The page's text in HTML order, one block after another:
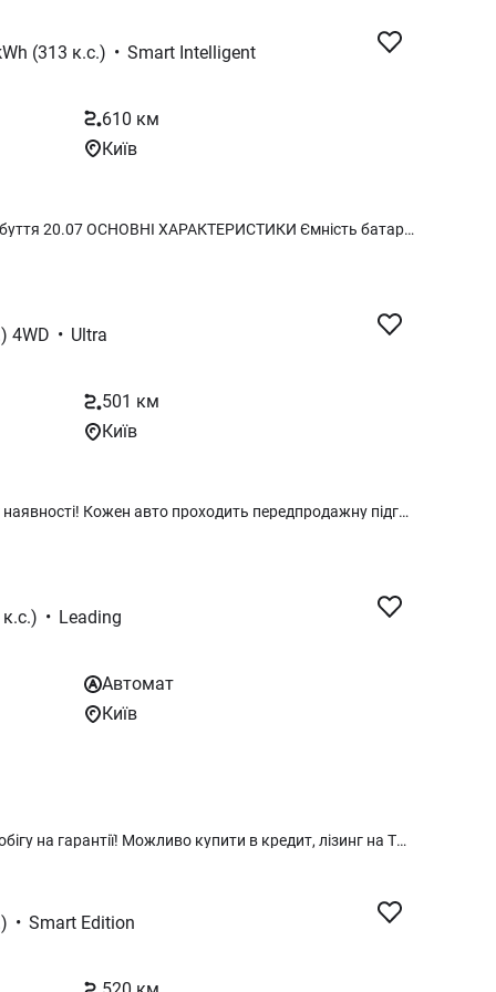
(313 к.с.) • Smart Intelligent
610 км
Київ
Авто в дорозі. Орієнтовна дата прибуття 20.07 ОСНОВНІ ХАРАКТЕРИСТИКИ Ємність батареї, кВт 80,64 Потужність, кВт/к.с 230/313 Запас ходу (CLTC), км 610 Розгін 0-100 км, сек 6,7 Кількість місць 5 Максимальна швидкість, км/год 225 Привід Задній ГАБАРИТИ Об’єм багажника (л) 558 Тип кузова Кросовер Довжина (мм) 4830 Ширина (мм) 1925 Висота (мм) 1620 Споряджена маса (кг) 2210 ДВИГУН Максимальна потужність електродвигуна 313 Потужність переднього електродвигуна – Загальна максимальна потужність (кВт) 230 Максимальна швидкість (км/год) 225 Крутний момент (Нм) 380 Кількість електромоторів 1 Потужність заднього електродвигуна (кВт) 230 Тип електродвигуна Синхронний на постійних магнітах БАТАРЕЯ Ємність батареї (кВт/год) 80,6 Швидка зарядка (годин) 0,42 Повільна зарядка (годин) Ні Охолодження батареї Рідинне Тип батареї Літій-залізо-фосфатна Переднагрівання батареї Так
4WD • Ultra
501 км
Київ
Новий електромобіль з гарантією у наявності! Кожен авто проходить передпродажну підготовку на професійному обладнанні (більш 15 робіт), розконсервацію після транспортування, зняття наліпок та зайвих символів з кузова, мийку, заряджання до 80-100% на момент видачі клієнту, офіційну сертифікацію та розмитнення! Придбати можливо під 100% оплати, у кредит, лізинг.
• Leading
Автомат
Київ
Авто в наявності! Авто нове, без пробігу на гарантії! Можливо купити в кредит, лізинг на ТОВ з ПДВ! Працюємо з таксопарками! Пишіть або телефонуйте ! Гібридний автомобіль BYD Qin Plus DM-i 55KM Leading Type 2WD 2026, Snow White, сірий салон BYD Qin Plus DM-i 55KM Leading Type 2026: Ємність батареї - 7,68кВт Повний запас ходу: до 1200 км (CLTC) Привід: передній Кліренс - 13см Колеса - 225/60 R16 Розхід - 3,5л на 100км Комплектація BYD Qin Plus DM-i 55KM Leading Type 2026: - Інтелектуальна система допомоги водієві "Око Бога C". . - Ключ автомобіля з NFC у мобільному телефоні. - Новий електронний перемикач передач BYD Heart. - Інноваційна кабіна Surrounding Wide-View Suspended Cockpit з широким оглядом навколо.
• Smart Edition